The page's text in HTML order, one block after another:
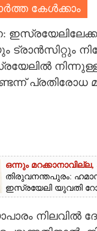
കേൾക്കാം
ട്രാൻസിറ്റും
പ്രതിരോധ
ഒന്നും
തിരുവനന്തപുരം: ഹമാസ്
ഇസ്രയേലി യുവതി
നിലവിൽ